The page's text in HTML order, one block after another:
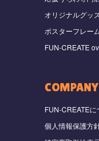
オリジナルグッ
ポスターフレー
FUN-CREATE
COMPANY
FUN-CREATEに
個人情報保護方